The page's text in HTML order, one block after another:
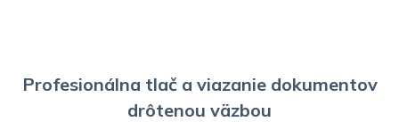
Profesionálna tlač a viazanie dokumentov
drôtenou väzbou